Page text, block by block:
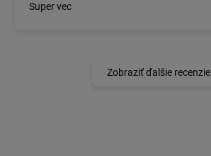
Super vec
Zobraziť ďalšie recenzie